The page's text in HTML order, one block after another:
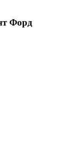
Форд